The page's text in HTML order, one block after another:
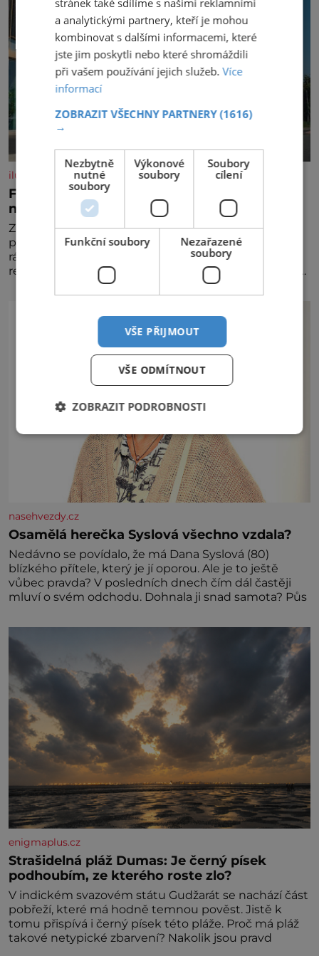
iluxus.cz
Ford dává český fotbal do pohybu. Stává se
novým partnerem FAČR
Značka Ford se od srpna 2026 stává novým
partnerem Fotbalové asociace České republiky. V
rámci tříleté spolupráce zajistí mobilitu asociace,
reprezentačních týmů i českého fotbalu v regionech.
nasehvezdy.cz
Osamělá herečka Syslová všechno vzdala?
Nedávno se povídalo, že má Dana Syslová (80)
blízkého přítele, který je jí oporou. Ale je to ještě
vůbec pravda? V posledních dnech čím dál častěji
mluví o svém odchodu. Dohnala ji snad samota? Půs
enigmaplus.cz
Strašidelná pláž Dumas: Je černý písek
podhoubím, ze kterého roste zlo?
V indickém svazovém státu Gudžarát se nachází část
pobřeží, které má hodně temnou pověst. Jistě k
tomu přispívá i černý písek této pláže. Proč má pláž
takové netypické zbarvení? Nakolik jsou pravd
stránek také sdílíme s našimi reklamními
a analytickými partnery, kteří je mohou
kombinovat s dalšími informacemi, které
jste jim poskytli nebo které shromáždili
při vašem používání jejich služeb.Více
informací
ZOBRAZIT VŠECHNY PARTNERY(1616)
→
Nezbytně
nutné
soubory
Výkonové
soubory
Soubory
cílení
Funkční soubory
Nezařazené
soubory
VŠE PŘIJMOUT
VŠE ODMÍTNOUT
ZOBRAZIT PODROBNOSTI